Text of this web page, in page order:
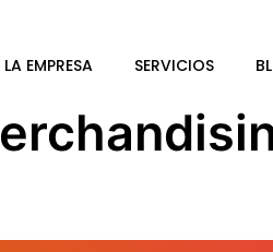
LA EMPRESA SERVICIOS